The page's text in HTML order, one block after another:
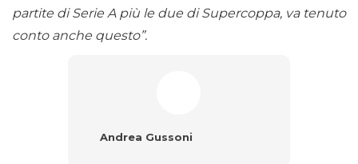
partite di Serie A più le due di Supercoppa, va tenuto
conto anche questo”.
Andrea Gussoni